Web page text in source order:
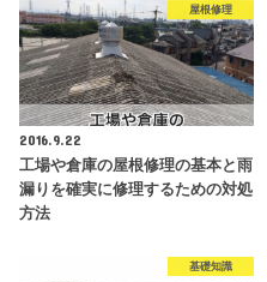
屋根修理
2016.9.22
工場や倉庫の屋根修理の基本と雨
漏りを確実に修理するための対処
方法
基礎知識